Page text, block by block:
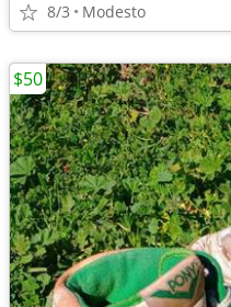
8/3 Modesto
$50